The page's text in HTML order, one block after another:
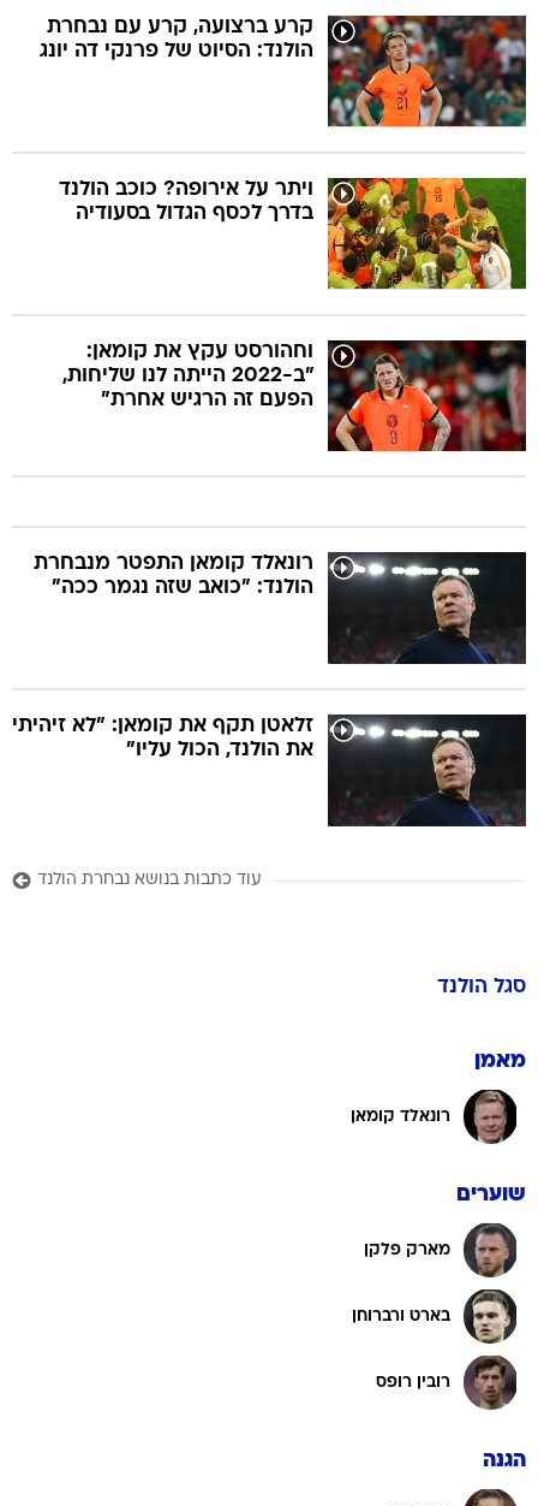
קרע ברצועה, קרע עם נבחרת
הולנד: הסיוט של פרנקי דה יונג
ויתר על אירופה? כוכב הולנד
בדרך לכסף הגדול בסעודיה
וחהורסט עקץ את קומאן:
"ב-2022 הייתה לנו שליחות,
הפעם זה הרגיש אחרת"
רונאלד קומאן התפטר מנבחרת
הולנד: "כואב שזה נגמר ככה"
זלאטן תקף את קומאן: "לא זיהיתי
את הולנד, הכול עליו"
עוד כתבות בנושא נבחרת הולנד
סגל הולנד
מאמן
רונאלד קומאן
שוערים
מארק פלקן
בארט ורברוחן
רובין רופס
הגנה